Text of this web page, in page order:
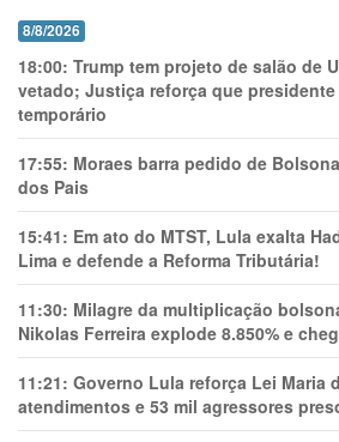
8/8/2026
18:00: Trump tem projeto de salão de
vetado; Justiça reforça que
temporário
17:55: Moraes barra pedido de
dos Pais
15:41: Em ato do MTST, Lula exalta
Lima e defende a Reforma Tributária!
11:30: Milagre da multiplicação
Nikolas Ferreira explode 8.850% e
11:21: Governo Lula reforça Lei Maria
atendimentos e 53 mil agressores